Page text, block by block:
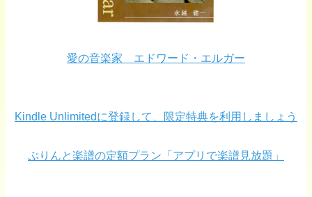
愛の音楽家 エドワード・エルガー
Kindle Unlimitedに登録して、限定特典を利用しましょう
ぷりんと楽譜の定額プラン「アプリで楽譜見放題」